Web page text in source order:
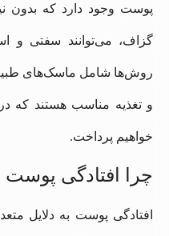
پوست وجود دارد که بدون
گزاف، می‌توانند سفتی و
روش‌ها شامل ماسک‌های
و تغذیه مناسب هستند که
خواهیم پرداخت.
چرا افتادگی
افتادگی پوست به دلایل